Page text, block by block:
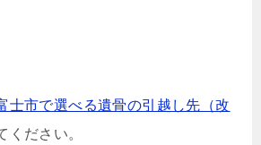
士市で選べる遺骨の引越し先（改
ください。